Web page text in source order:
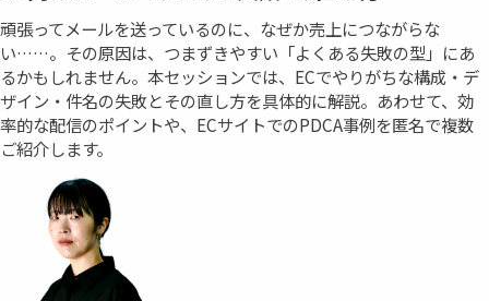
頑張ってメールを送っているのに、なぜか売上につながらな
い……。その原因は、つまずきやすい「よくある失敗の型」にあ
るかもしれません。本セッションでは、ECでやりがちな構成・デ
ザイン・件名の失敗とその直し方を具体的に解説。あわせて、効
率的な配信のポイントや、ECサイトでのPDCA事例を匿名で複数
ご紹介します。